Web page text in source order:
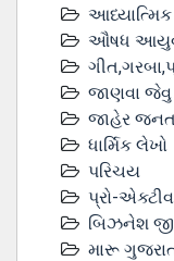
આધ્યાત્મિક
ઔષધ
જાણવા જેવુ
જાહેર
ધાર્મિક લેખો
પરિચય
પ્રો-
બિઝનેશ
મારૂ